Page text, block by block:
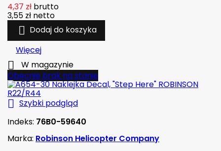
4,37 zł brutto
3,55 zł netto
 Dodaj do koszyka
Więcej

W magazynie
Obecnie brak na stanie
 Szybki podgląd
Indeks: 76B0-59640
Marka: Robinson Helicopter Company